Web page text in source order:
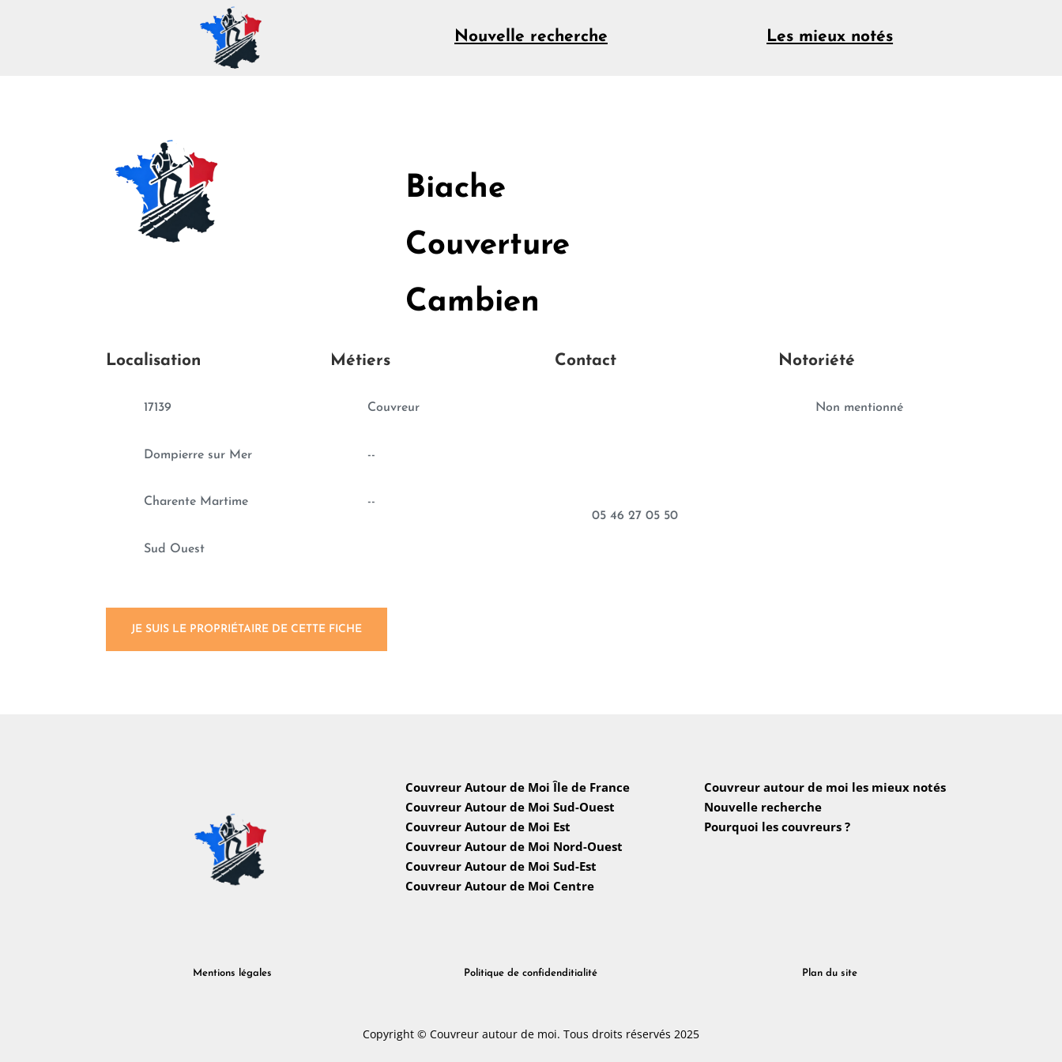
Nouvelle recherche Les mieux notés
Biache
Couverture
Cambien
Localisation
17139
Dompierre sur Mer
Charente Martime
Sud Ouest
Métiers
Couvreur
--
--
Contact
05 46 27 05 50
Notoriété
Non mentionné
JE SUIS LE PROPRIÉTAIRE DE CETTE FICHE
Couvreur Autour de Moi Île de France
Couvreur Autour de Moi Sud-Ouest
Couvreur Autour de Moi Est
Couvreur Autour de Moi Nord-Ouest
Couvreur Autour de Moi Sud-Est
Couvreur Autour de Moi Centre
Couvreur autour de moi les mieux notés
Nouvelle recherche
Pourquoi les couvreurs ?
Mentions légales Politique de confidenditialité Plan du site
Copyright © Couvreur autour de moi. Tous droits réservés 2025